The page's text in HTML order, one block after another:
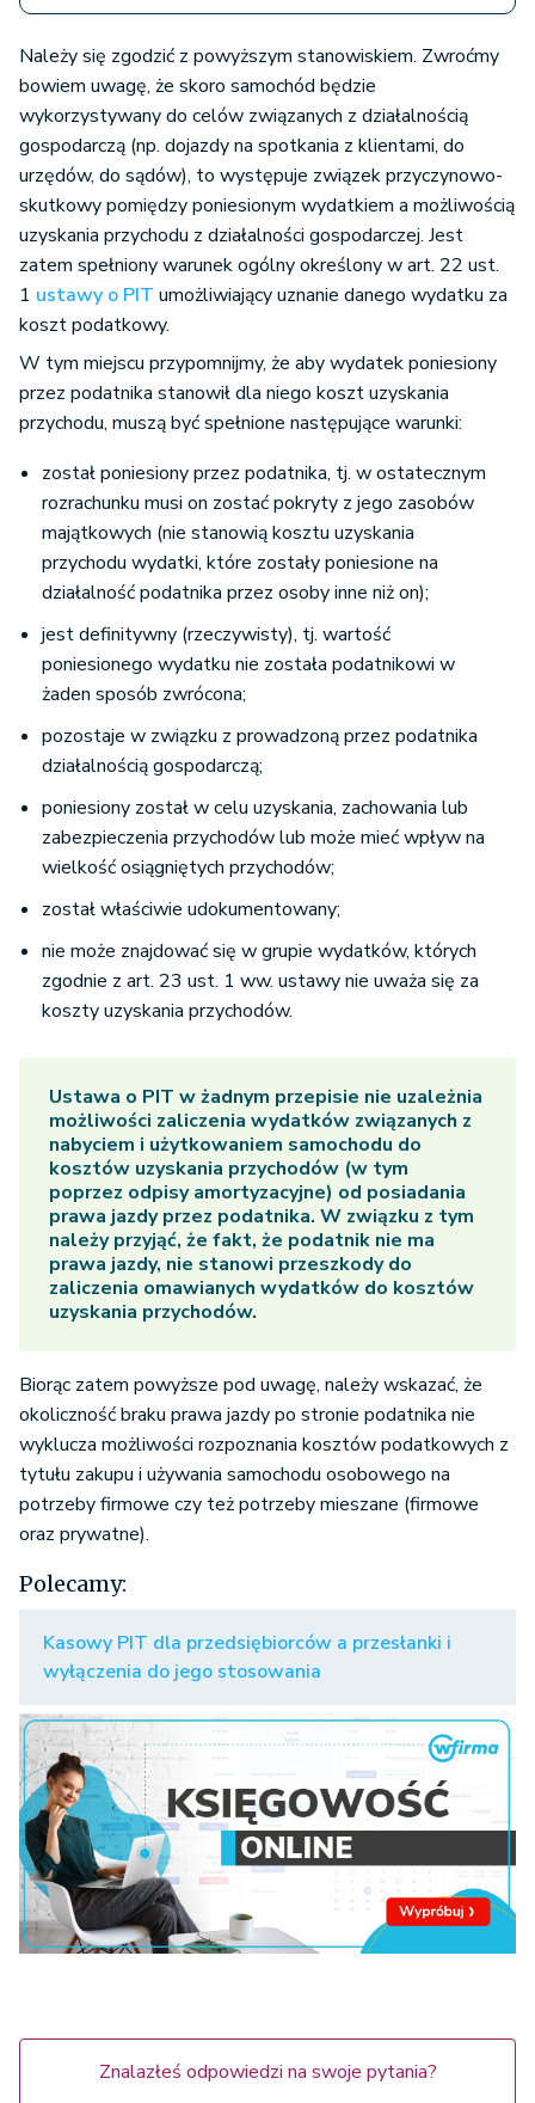
Należy się zgodzić z powyższym stanowiskiem. Zwroćmy
bowiem uwagę, że skoro samochód będzie
wykorzystywany do celów związanych z działalnością
gospodarczą (np. dojazdy na spotkania z klientami, do
urzędów, do sądów), to występuje związek przyczynowo-
skutkowy pomiędzy poniesionym wydatkiem a możliwością
uzyskania przychodu z działalności gospodarczej. Jest
zatem spełniony warunek ogólny określony w art. 22 ust.
1 ustawy o PIT umożliwiający uznanie danego wydatku za
koszt podatkowy.
W tym miejscu przypomnijmy, że aby wydatek poniesiony
przez podatnika stanowił dla niego koszt uzyskania
przychodu, muszą być spełnione następujące warunki:
został poniesiony przez podatnika, tj. w ostatecznym
rozrachunku musi on zostać pokryty z jego zasobów
majątkowych (nie stanowią kosztu uzyskania
przychodu wydatki, które zostały poniesione na
działalność podatnika przez osoby inne niż on);
jest definitywny (rzeczywisty), tj. wartość
poniesionego wydatku nie została podatnikowi w
żaden sposób zwrócona;
pozostaje w związku z prowadzoną przez podatnika
działalnością gospodarczą;
poniesiony został w celu uzyskania, zachowania lub
zabezpieczenia przychodów lub może mieć wpływ na
wielkość osiągniętych przychodów;
został właściwie udokumentowany;
nie może znajdować się w grupie wydatków, których
zgodnie z art. 23 ust. 1 ww. ustawy nie uważa się za
koszty uzyskania przychodów.
Ustawa o PIT w żadnym przepisie nie uzależnia
możliwości zaliczenia wydatków związanych z
nabyciem i użytkowaniem samochodu do
kosztów uzyskania przychodów (w tym
poprzez odpisy amortyzacyjne) od posiadania
prawa jazdy przez podatnika. W związku z tym
należy przyjąć, że fakt, że podatnik nie ma
prawa jazdy, nie stanowi przeszkody do
zaliczenia omawianych wydatków do kosztów
uzyskania przychodów.
Biorąc zatem powyższe pod uwagę, należy wskazać, że
okoliczność braku prawa jazdy po stronie podatnika nie
wyklucza możliwości rozpoznania kosztów podatkowych z
tytułu zakupu i używania samochodu osobowego na
potrzeby firmowe czy też potrzeby mieszane (firmowe
oraz prywatne).
Polecamy:
Kasowy PIT dla przedsiębiorców a przesłanki i
wyłączenia do jego stosowania
Znalazłeś odpowiedzi na swoje pytania?